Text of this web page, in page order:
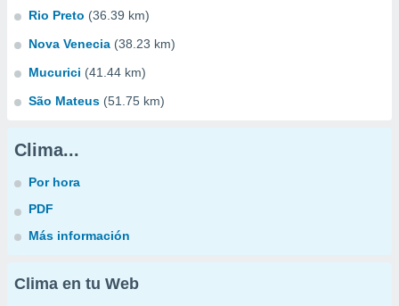
Rio Preto (36.39 km)
Nova Venecia (38.23 km)
Mucurici (41.44 km)
São Mateus (51.75 km)
Clima...
Por hora
PDF
Más información
Clima en tu Web